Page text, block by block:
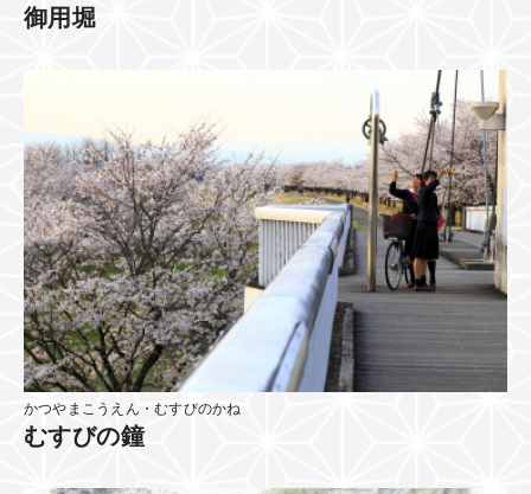
御用堀
かつやまこうえん・むすびのかね
むすびの鐘